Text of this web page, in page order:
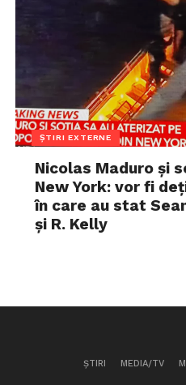
ȘTIRI EXTERNE
Nicolas Maduro și
New York: vor fi
în care au stat
și R. Kelly
ȘTIRI MEDIA/TV